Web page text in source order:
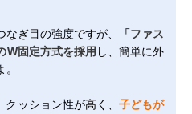
ぎ目の強度ですが、
「ファス
W固定方式を採用 し、簡単に外
ッション性が高く、 子どもが